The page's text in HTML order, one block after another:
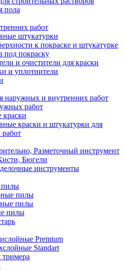
пола
работ
штукатурки
к покраске и штукатурке
под покраску
и очистители для краски
и уплотнители
наружных и внутренних работ
работ
краски
краски и штукатурки для
Разметочный инструмент
Бюгели
инструменты
пилы
пилы
пилы
пилы
Premium
Standart
тримера